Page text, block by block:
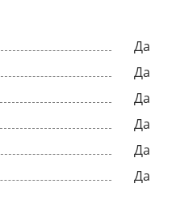
Да
Да
Да
Да
Да
Да